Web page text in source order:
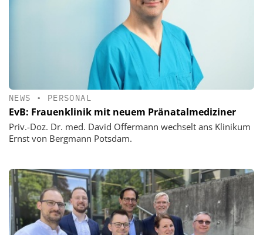
NEWS • PERSONAL
EvB: Frauenklinik mit neuem Pränatalmediziner
Priv.-Doz. Dr. med. David Offermann wechselt ans Klinikum
Ernst von Bergmann Potsdam.